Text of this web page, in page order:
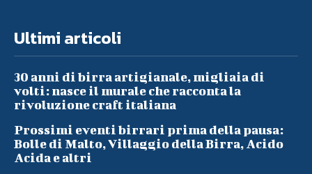
Ultimi articoli
30 anni di birra artigianale, migliaia di
volti: nasce il murale che racconta la
rivoluzione craft italiana
Prossimi eventi birrari prima della pausa:
Bolle di Malto, Villaggio della Birra, Acido
Acida e altri